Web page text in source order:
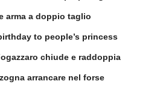
arma a doppio taglio
to people’s princess
chiude e raddoppia
arrancare nel forse